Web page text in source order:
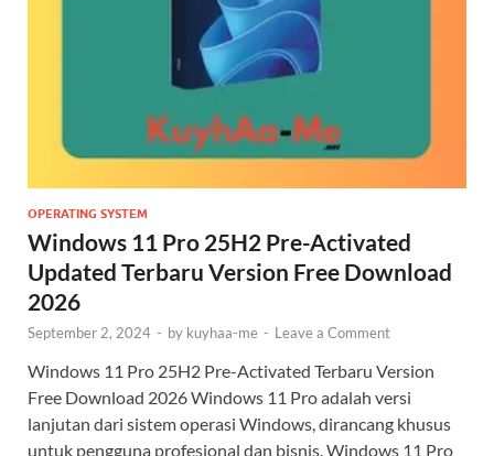
OPERATING SYSTEM
Windows 11 Pro 25H2 Pre-Activated
Updated Terbaru Version Free Download
2026
September 2, 2024 - by kuyhaa-me - Leave a Comment
Windows 11 Pro 25H2 Pre-Activated Terbaru Version
Free Download 2026 Windows 11 Pro adalah versi
lanjutan dari sistem operasi Windows, dirancang khusus
untuk pengguna profesional dan bisnis. Windows 11 Pro